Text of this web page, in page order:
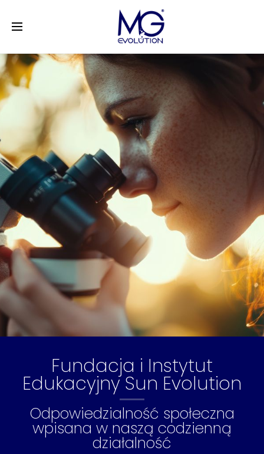
Fundacja i Instytut
Edukacyjny Sun Evolution
Odpowiedzialność społeczna
wpisana w naszą codzienną
działalność